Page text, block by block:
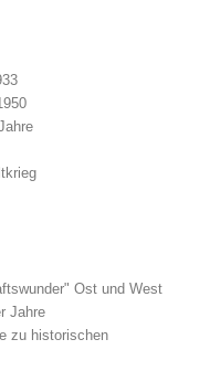
Ost und West
Jahre
zu historischen